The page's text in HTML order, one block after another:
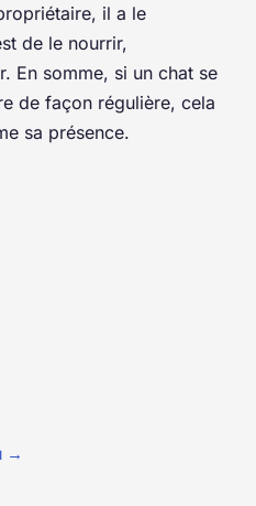
il a le
de le nourrir,
En somme, si un chat se
de façon régulière, cela
sa présence.
→